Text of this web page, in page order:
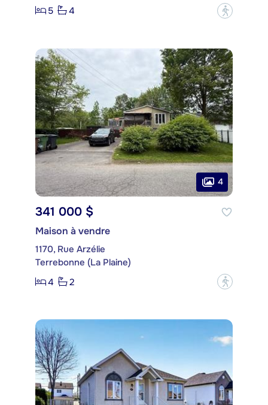
5
4 ?
4
341 000 $
Maison à vendre
1170, Rue Arzélie
Terrebonne (La Plaine)
4
2 ?